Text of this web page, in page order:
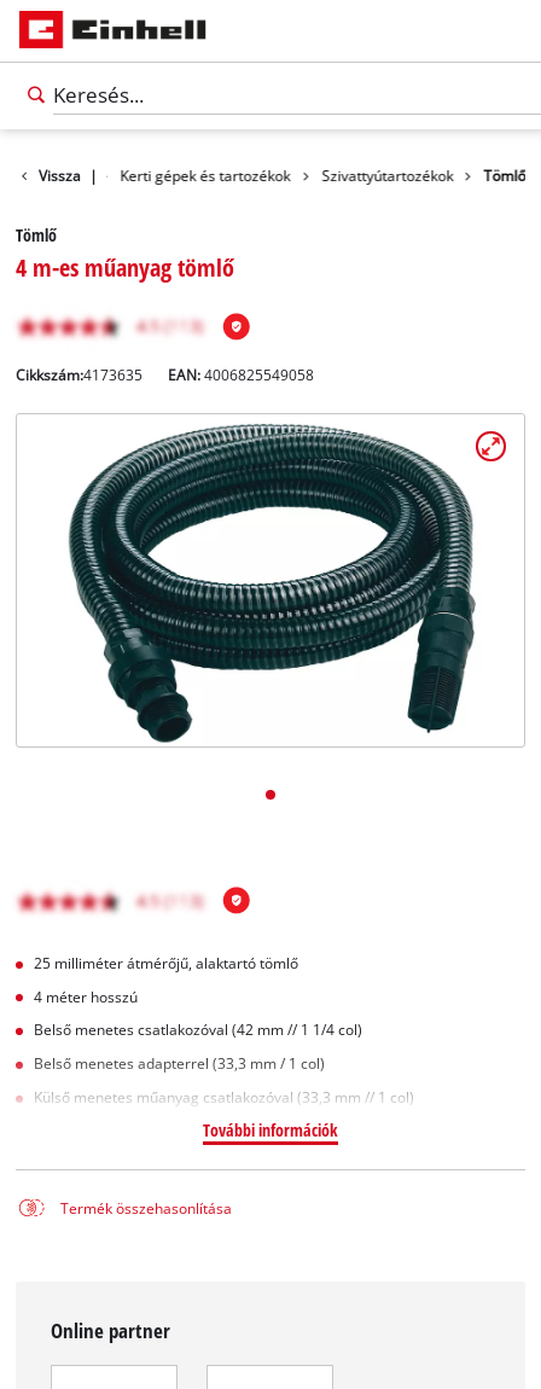
Magyar
HUMagyar
English
Vissza |
Tartozékok Kerti gépek és tartozékok Szivattyútartozékok Tömlő
Tömlő
4 m-es műanyag tömlő
Cikkszám:4173635 EAN:4006825549058
25 milliméter átmérőjű, alaktartó tömlő
4 méter hosszú
Belső menetes csatlakozóval (42 mm // 1 1/4 col)
Belső menetes adapterrel (33,3 mm / 1 col)
Külső menetes műanyag csatlakozóval (33,3 mm // 1 col)
További információk
Termék összehasonlítása
Online partner